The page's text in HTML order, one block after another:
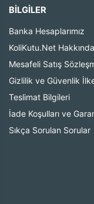
BİLGİLER
Banka Hesaplarımız
KoliKutu.Net Hakkında
Mesafeli Satış
Gizlilik ve Güvenlik
Teslimat Bilgileri
İade Koşulları ve
Sıkça Sorulan Sorular